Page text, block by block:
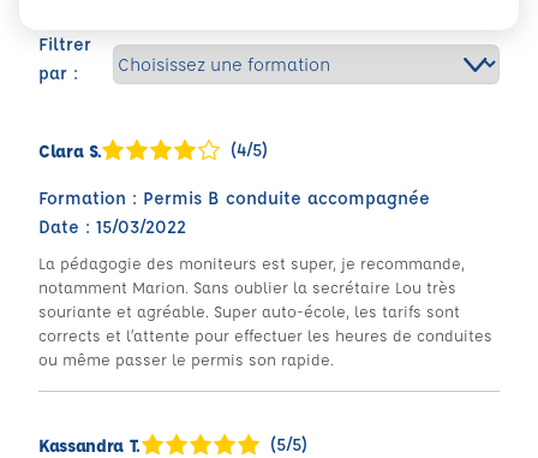
Filtrer
par :
Clara S. (4/5)
Formation : Permis B conduite accompagnée
Date : 15/03/2022
La pédagogie des moniteurs est super, je recommande,
notamment Marion. Sans oublier la secrétaire Lou très
souriante et agréable. Super auto-école, les tarifs sont
corrects et l’attente pour effectuer les heures de conduites
ou même passer le permis son rapide.
Kassandra T. (5/5)